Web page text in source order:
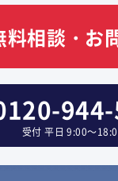
料相談・お
受付 平日 9:00～